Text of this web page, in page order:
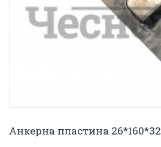
Анкерна пластина 26*160*32